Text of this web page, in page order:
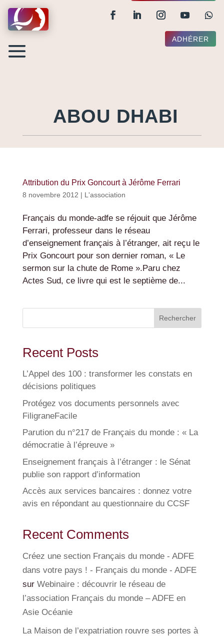
ADHÉRER
ABOU DHABI
Attribution du Prix Goncourt à Jérôme Ferrari
8 novembre 2012 | L'association
Français du monde-adfe se réjouit que Jérôme
Ferrari, professeur dans le réseau
d’enseignement français à l’étranger, ait reçu le
Prix Goncourt pour son dernier roman, « Le
sermon sur la chute de Rome ».Paru chez
Actes Sud, ce livre qui est le septième de...
Rechercher
Recent Posts
L’Appel des 100 : transformer les constats en
décisions politiques
Protégez vos documents personnels avec
FiligraneFacile
Parution du n°217 de Français du monde : « La
démocratie à l’épreuve »
Enseignement français à l’étranger : le Sénat
publie son rapport d’information
Accès aux services bancaires : donnez votre
avis en répondant au questionnaire du CCSF
Recent Comments
Créez une section Français du monde - ADFE
dans votre pays ! - Français du monde - ADFE
sur Webinaire : découvrir le réseau de
l’association Français du monde – ADFE en
Asie Océanie
La Maison de l’expatriation rouvre ses portes à